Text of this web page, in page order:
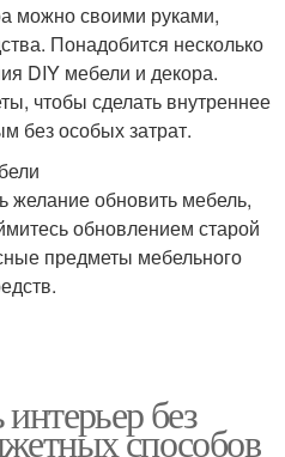
можно своими руками,
Понадобится несколько
DIY мебели и декора.
чтобы сделать внутреннее
без особых затрат.
желание обновить мебель,
обновлением старой
предметы мебельного
без
способов